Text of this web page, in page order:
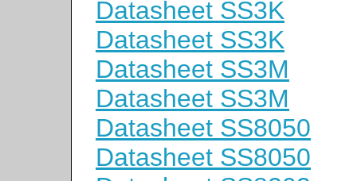
Datasheet SS3K
Datasheet SS3K
Datasheet SS3M
Datasheet SS3M
Datasheet SS8050
Datasheet SS8050